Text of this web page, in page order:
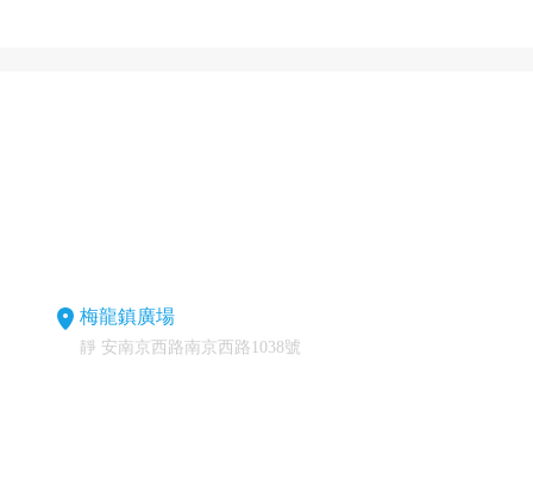
梅龍鎮廣場
靜 安南京西路南京西路1038號